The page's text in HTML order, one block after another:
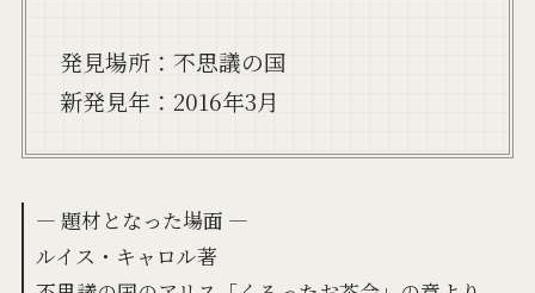
発見場所：不思議の国
新発見年：2016年3月
― 題材となった場面 ―
ルイス・キャロル著